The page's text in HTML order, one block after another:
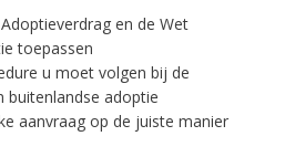
en de Wet
toepassen
u moet volgen bij de
buitenlandse adoptie
aanvraag op de juiste manier